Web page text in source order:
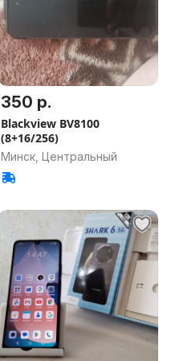
350 р.
Blackview BV8100
(8+16/256)
Минск, Центральный